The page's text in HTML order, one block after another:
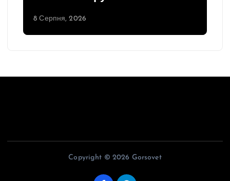
8 Серпня, 2026
Copyright © 2026 Gorsovet